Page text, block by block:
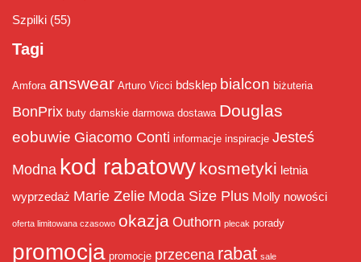
Szpilki (55)
Tagi
Amfora answear Arturo Vicci bdsklep bialcon biżuteria
BonPrix buty damskie darmowa dostawa Douglas
eobuwie Giacomo Conti informacje inspiracje Jesteś
Modna kod rabatowy kosmetyki letnia
wyprzedaż Marie Zelie Moda Size Plus Molly nowości
oferta limitowana czasowo okazja Outhorn plecak porady
promocja promocje przecena rabat sale